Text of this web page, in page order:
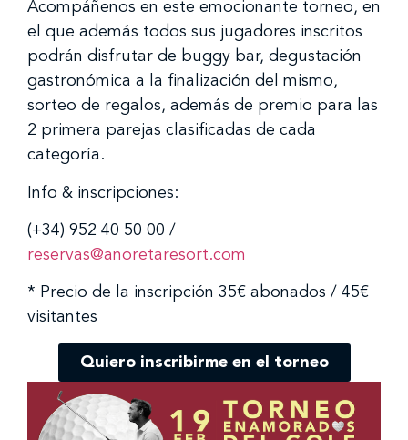
Acompáñenos en este emocionante torneo, en
el que además todos sus jugadores inscritos
podrán disfrutar de buggy bar, degustación
gastronómica a la finalización del mismo,
sorteo de regalos, además de premio para las
2 primera parejas clasificadas de cada
categoría.
Info & inscripciones:
(+34) 952 40 50 00 /
reservas@anoretaresort.com
* Precio de la inscripción 35€ abonados / 45€
visitantes
Quiero inscribirme en el torneo